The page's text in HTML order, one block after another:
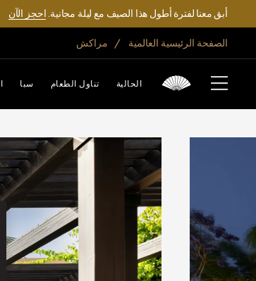
أبق معنا لفترة أطول هذا الصيف مع ليلة مجانية.احجز الآن
الصفحة الرئيسية العالمية مراكش
الحالية تناول الطعام سبا